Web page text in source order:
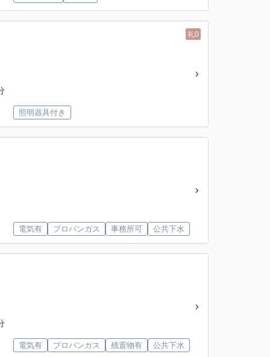
礼0
照明器具付き
電気有 プロパンガス 事務所可 公共下水
電気有 プロパンガス 残置物有 公共下水